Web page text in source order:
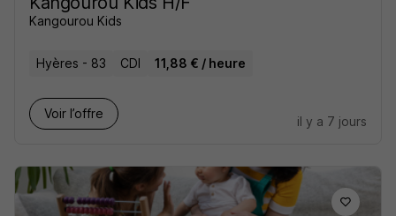
Kangourou Kids
Hyères - 83 CDI 11,88 € / heure
Voir l’offre
il y a 7 jours